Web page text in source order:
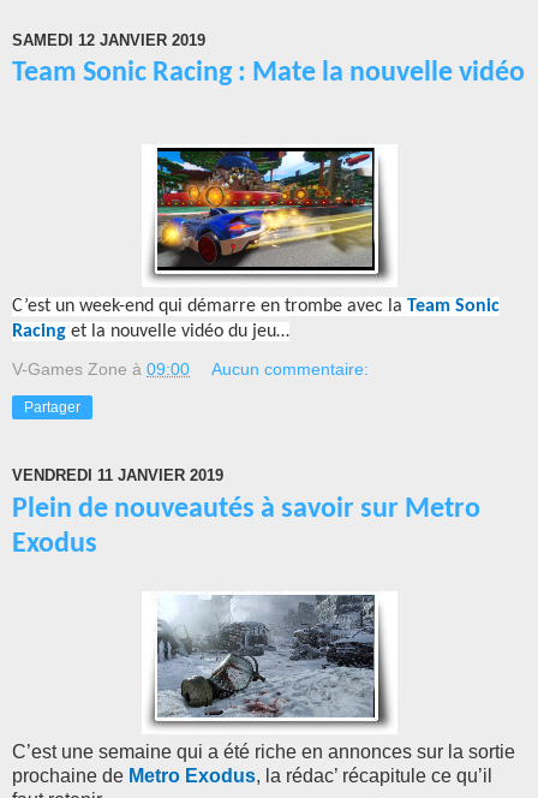
SAMEDI 12 JANVIER 2019
Team Sonic Racing : Mate la nouvelle vidéo
C’est un week-end qui démarre en trombe avec la Team Sonic
Racing et la nouvelle vidéo du jeu…
V-Games Zone à 09:00 Aucun commentaire:
Partager
VENDREDI 11 JANVIER 2019
Plein de nouveautés à savoir sur Metro
Exodus
C’est une semaine qui a été riche en annonces sur la sortie
prochaine de Metro Exodus, la rédac’ récapitule ce qu’il